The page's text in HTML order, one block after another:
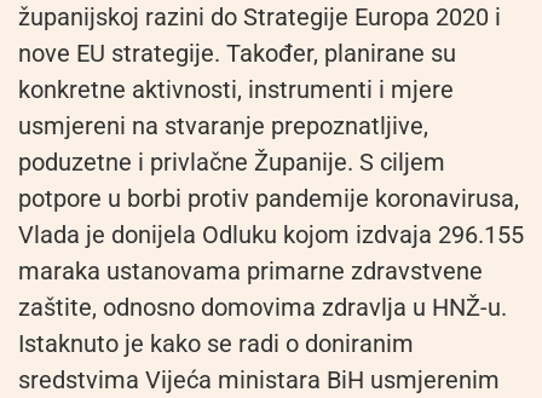
županijskoj razini do Strategije Europa 2020 i
nove EU strategije. Također, planirane su
konkretne aktivnosti, instrumenti i mjere
usmjereni na stvaranje prepoznatljive,
poduzetne i privlačne Županije. S ciljem
potpore u borbi protiv pandemije koronavirusa,
Vlada je donijela Odluku kojom izdvaja 296.155
maraka ustanovama primarne zdravstvene
zaštite, odnosno domovima zdravlja u HNŽ-u.
Istaknuto je kako se radi o doniranim
sredstvima Vijeća ministara BiH usmjerenim